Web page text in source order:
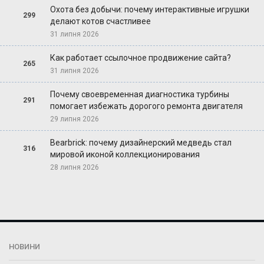
299
Охота без добычи: почему интерактивные игрушки
делают котов счастливее
31 липня 2026
265
Как работает ссылочное продвижение сайта?
31 липня 2026
291
Почему своевременная диагностика турбины
помогает избежать дорогого ремонта двигателя
29 липня 2026
316
Bearbrick: почему дизайнерский медведь стал
мировой иконой коллекционирования
28 липня 2026
НОВИНИ